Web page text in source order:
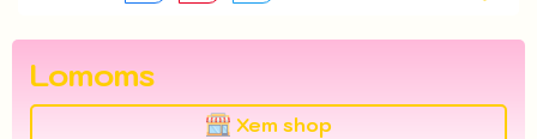
Lomoms
Xem shop